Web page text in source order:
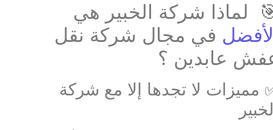
لماذا شركة الخبير هي
في مجال شركة نقل
عابدين ؟
مميزات لا تجدها إلا مع شركة